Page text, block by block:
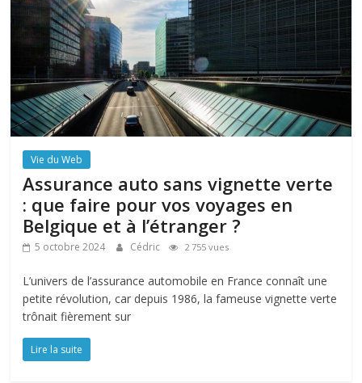
Vie du Web
Assurance auto sans vignette verte
: que faire pour vos voyages en
Belgique et à l’étranger ?
5 octobre 2024 Cédric 2 755 vues
L’univers de l’assurance automobile en France connaît une
petite révolution, car depuis 1986, la fameuse vignette verte
trônait fièrement sur
Lire la suite